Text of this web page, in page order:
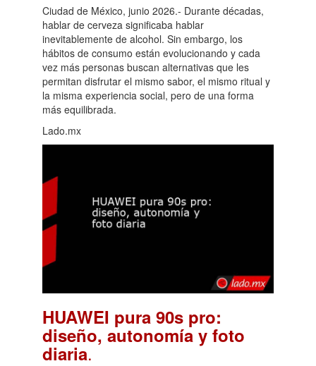
Ciudad de México, junio 2026.- Durante décadas,
hablar de cerveza significaba hablar
inevitablemente de alcohol. Sin embargo, los
hábitos de consumo están evolucionando y cada
vez más personas buscan alternativas que les
permitan disfrutar el mismo sabor, el mismo ritual y
la misma experiencia social, pero de una forma
más equilibrada.
Lado.mx
HUAWEI pura 90s pro:
diseño, autonomía y foto
diaria.